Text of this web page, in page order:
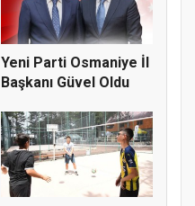
Yeni Parti Osmaniye İl
Başkanı Güvel Oldu